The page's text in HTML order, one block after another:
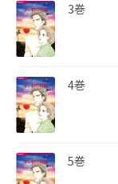
3巻
4巻
5巻